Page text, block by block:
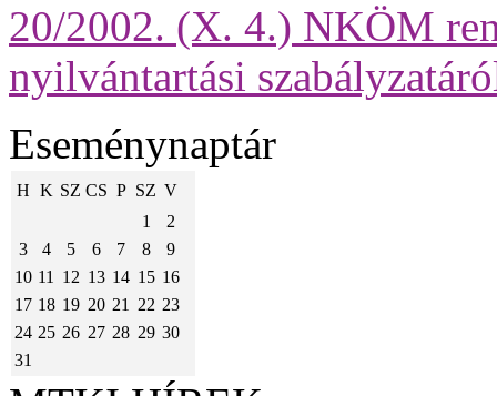
20/2002. (X. 4.) NKÖM
nyilvántartási
Eseménynaptár
H K SZ CS P SZ V
1
2
3
4 5 6 7 8
9
10 11 12 13 14 15 16
17 18 19 20 21 22 23
24 25 26 27 28 29 30
31